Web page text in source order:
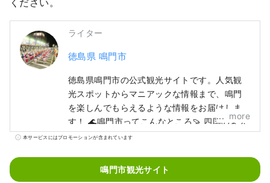
ください。
ライター
徳島県 鳴門市
徳島県鳴門市の公式観光サイトです。人気観
光スポットからマニアックな情報まで、鳴門
を楽しんでもらえるような情報をお届けしま
す！ 🌊鳴門市ってこんなところ🍠 四国の東玄
関。大鳴門橋＆明石海峡大橋で関西圏🚙と繋
喫！ 世界三大潮流といわれる鳴門の渦潮をは
じめ、阿波おどり、お遍路などの観光スポッ
more
本サービスにはプロモーションが含まれています
鳴門市観光サイト